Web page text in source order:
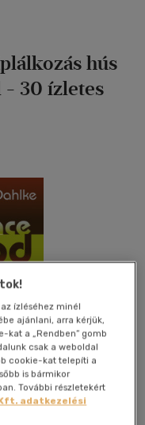
hús
- 30 ízletes
ízléséhez minél
ajánlani, arra kérjük,
kat a „Rendben” gomb
csak a weboldal
cookie-kat telepíti a
is bármikor
További részletekért
adatkezelési